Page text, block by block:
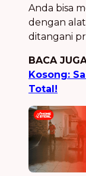
Anda bisa
dengan
ditangani
BACA
Kosong:
Total!